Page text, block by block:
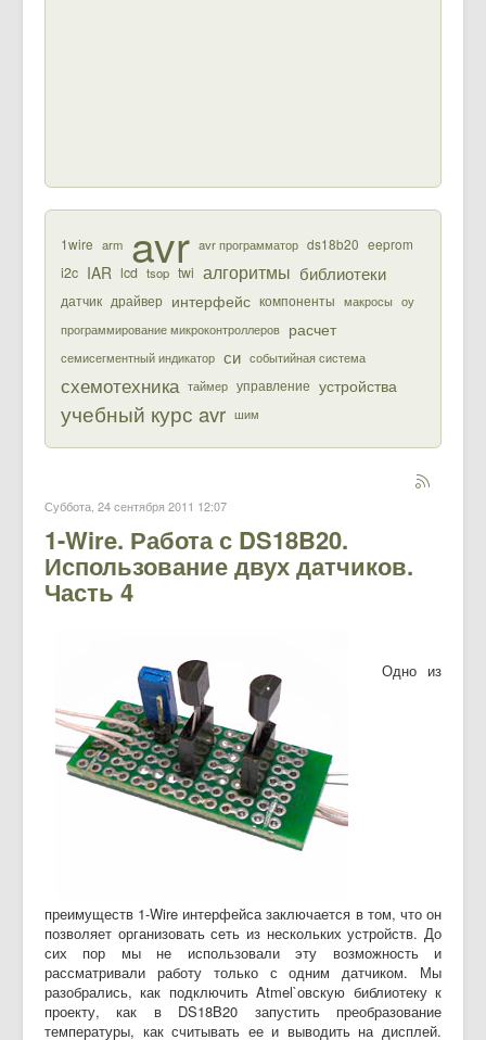
1wire arm avr avr программатор ds18b20 eeprom
i2c IAR lcd tsop twi алгоритмы библиотеки
датчик драйвер интерфейс компоненты макросы оу
программирование микроконтроллеров расчет
семисегментный индикатор си событийная система
схемотехника таймер управление устройства
учебный курс avr шим
Суббота, 24 сентября 2011 12:07
1-Wire. Работа с DS18B20.
Использование двух датчиков.
Часть 4
Одно из
преимуществ 1-Wire интерфейса заключается в том, что он
позволяет организовать сеть из нескольких устройств. До
сих пор мы не использовали эту возможность и
рассматривали работу только с одним датчиком. Мы
разобрались, как подключить Atmel`овскую библиотеку к
проекту, как в DS18B20 запустить преобразование
температуры, как считывать ее и выводить на дисплей.